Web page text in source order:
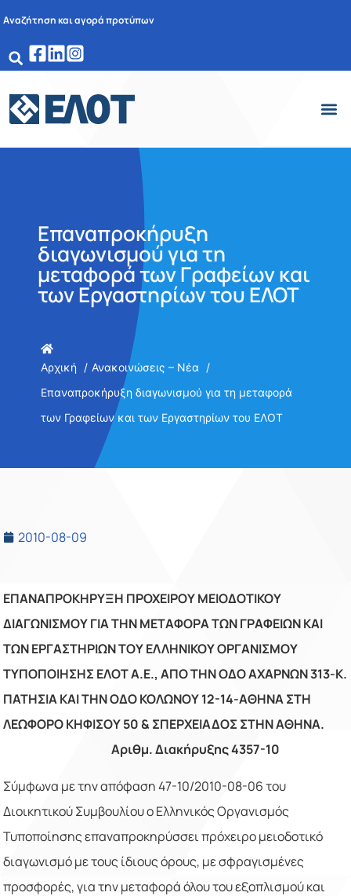
Αναζήτηση και αγορά προτύπων
Επαναπροκήρυξη
διαγωνισμού για τη
μεταφορά των Γραφείων και
των Εργαστηρίων του ΕΛΟΤ
Αρχική
Ανακοινώσεις – Νέα
Επαναπροκήρυξη διαγωνισμού για τη μεταφορά
των Γραφείων και των Εργαστηρίων του ΕΛΟΤ
2010-08-09
ΕΠΑΝΑΠΡΟΚΗΡΥΞΗ ΠΡΟΧΕΙΡΟΥ ΜΕΙΟΔΟΤΙΚΟΥ
ΔΙΑΓΩΝΙΣΜΟΥ ΓΙΑ ΤΗΝ ΜΕΤΑΦΟΡΑ ΤΩΝ ΓΡΑΦΕΙΩΝ ΚΑΙ
ΤΩΝ ΕΡΓΑΣΤΗΡΙΩΝ ΤΟΥ ΕΛΛΗΝΙΚΟΥ ΟΡΓΑΝΙΣΜΟΥ
ΤΥΠΟΠΟΙΗΣΗΣ ΕΛΟΤ Α.Ε., ΑΠΟ ΤΗΝ ΟΔΟ ΑΧΑΡΝΩΝ 313-Κ.
ΠΑΤΗΣΙΑ ΚΑΙ ΤΗΝ ΟΔΟ ΚΟΛΩΝΟΥ 12-14-ΑΘΗΝΑ ΣΤΗ
ΛΕΩΦΟΡΟ ΚΗΦΙΣΟΥ 50 & ΣΠΕΡΧΕΙΑΔΟΣ ΣΤΗΝ ΑΘΗΝΑ.
Αριθμ. Διακήρυξης 4357-10
Σύμφωνα με την απόφαση 47-10/2010-08-06 του
Διοικητικού Συμβουλίου ο Ελληνικός Οργανισμός
Τυποποίησης επαναπροκηρύσσει πρόχειρο μειοδοτικό
διαγωνισμό με τους ίδιους όρους, με σφραγισμένες
προσφορές, για την μεταφορά όλου του εξοπλισμού και